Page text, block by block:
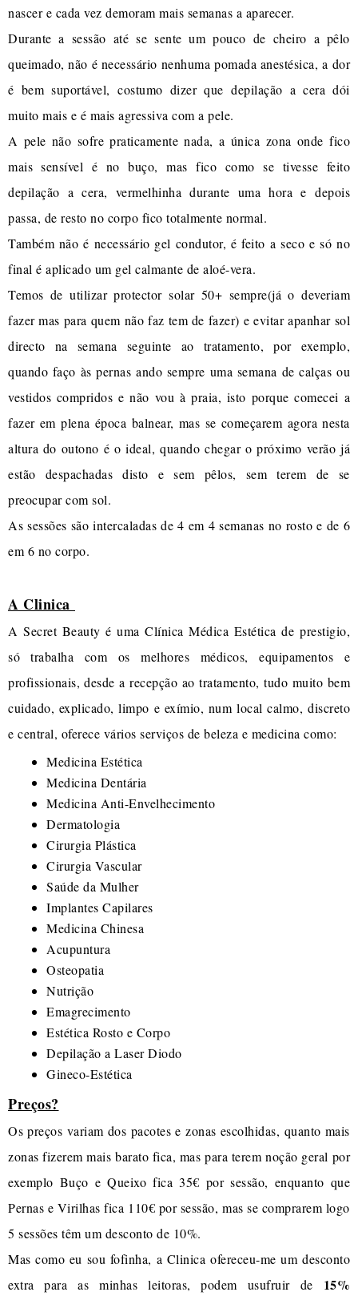
nascer e cada vez demoram mais semanas a aparecer.
Durante a sessão até se sente um pouco de cheiro a pêlo
queimado, não é necessário nenhuma pomada anestésica, a dor
é bem suportável, costumo dizer que depilação a cera dói
muito mais e é mais agressiva com a pele.
A pele não sofre praticamente nada, a única zona onde fico
mais sensível é no buço, mas fico como se tivesse feito
depilação a cera, vermelhinha durante uma hora e depois
passa, de resto no corpo fico totalmente normal.
Também não é necessário gel condutor, é feito a seco e só no
final é aplicado um gel calmante de aloé-vera.
Temos de utilizar protector solar 50+ sempre(já o deveriam
fazer mas para quem não faz tem de fazer) e evitar apanhar sol
directo na semana seguinte ao tratamento, por exemplo,
quando faço às pernas ando sempre uma semana de calças ou
vestidos compridos e não vou à praia, isto porque comecei a
fazer em plena época balnear, mas se começarem agora nesta
altura do outono é o ideal, quando chegar o próximo verão já
estão despachadas disto e sem pêlos, sem terem de se
preocupar com sol.
As sessões são intercaladas de 4 em 4 semanas no rosto e de 6
em 6 no corpo.
A Clinica
A Secret Beauty é uma Clínica Médica Estética de prestigio,
só trabalha com os melhores médicos, equipamentos e
profissionais, desde a recepção ao tratamento, tudo muito bem
cuidado, explicado, limpo e exímio, num local calmo, discreto
e central, oferece vários serviços de beleza e medicina como:
Medicina Estética
Medicina Dentária
Medicina Anti-Envelhecimento
Dermatologia
Cirurgia Plástica
Cirurgia Vascular
Saúde da Mulher
Implantes Capilares
Medicina Chinesa
Acupuntura
Osteopatia
Nutrição
Emagrecimento
Estética Rosto e Corpo
Depilação a Laser Diodo
Gineco-Estética
Preços?
Os preços variam dos pacotes e zonas escolhidas, quanto mais
zonas fizerem mais barato fica, mas para terem noção geral por
exemplo Buço e Queixo fica 35€ por sessão, enquanto que
Pernas e Virilhas fica 110€ por sessão, mas se comprarem logo
5 sessões têm um desconto de 10%.
Mas como eu sou fofinha, a Clinica ofereceu-me um desconto
extra para as minhas leitoras, podem usufruir de 15%